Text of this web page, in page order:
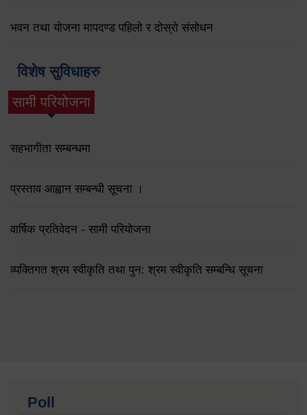
भवन तथा योजना मापदण्ड पहिलो र दोस्रो संसोधन
विशेष सुविधाहरु
सामी परियोजना
(active tab)
सहभागीता सम्बन्धमा
प्रस्ताव आह्वान सम्बन्धी सूचना ।
वार्षिक प्रतिवेदन - सामी परियोजना
व्यक्तिगत श्रम स्वीकृति तथा पुन: श्रम स्वीकृति सम्बन्धि सूचना
Poll